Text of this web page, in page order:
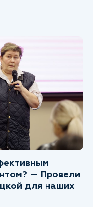
— Провели
для наших